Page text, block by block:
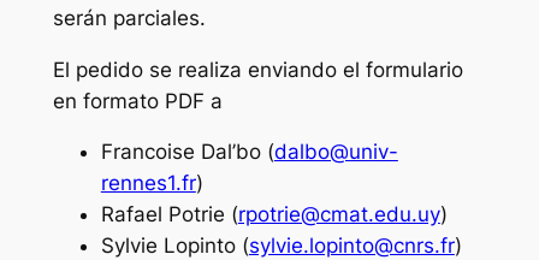
serán parciales.
El pedido se realiza enviando el formulario
en formato PDF a
Francoise Dal’bo (dalbo@univ-
rennes1.fr)
Rafael Potrie (rpotrie@cmat.edu.uy)
Sylvie Lopinto (sylvie.lopinto@cnrs.fr)